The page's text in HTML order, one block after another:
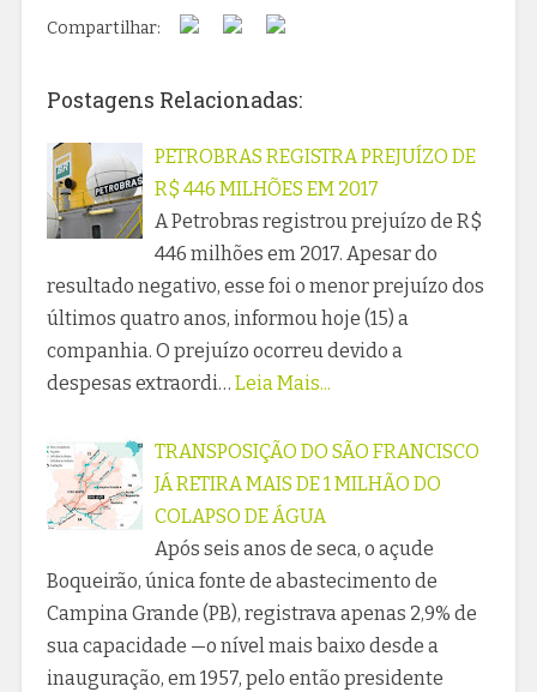
Compartilhar:
Postagens Relacionadas:
PETROBRAS REGISTRA PREJUÍZO DE
R$ 446 MILHÕES EM 2017
A Petrobras registrou prejuízo de R$
446 milhões em 2017. Apesar do
resultado negativo, esse foi o menor prejuízo dos
últimos quatro anos, informou hoje (15) a
companhia. O prejuízo ocorreu devido a
despesas extraordi… Leia Mais...
TRANSPOSIÇÃO DO SÃO FRANCISCO
JÁ RETIRA MAIS DE 1 MILHÃO DO
COLAPSO DE ÁGUA
Após seis anos de seca, o açude
Boqueirão, única fonte de abastecimento de
Campina Grande (PB), registrava apenas 2,9% de
sua capacidade —o nível mais baixo desde a
inauguração, em 1957, pelo então presidente